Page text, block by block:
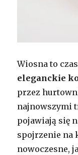
Wiosna to
eleganckie
przez
najnowszymi
pojawiają się
spojrzenie na
nowoczesne,